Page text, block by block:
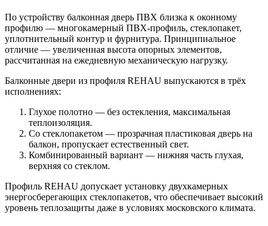
По устройству балконная дверь ПВХ близка к оконному
профилю — многокамерный ПВХ-профиль, стеклопакет,
уплотнительный контур и фурнитура. Принципиальное
отличие — увеличенная высота опорных элементов,
рассчитанная на ежедневную механическую нагрузку.
Балконные двери из профиля REHAU выпускаются в трёх
исполнениях:
Глухое полотно — без остекления, максимальная
теплоизоляция.
Со стеклопакетом — прозрачная пластиковая дверь на
балкон, пропускает естественный свет.
Комбинированный вариант — нижняя часть глухая,
верхняя со стеклом.
Профиль REHAU допускает установку двухкамерных
энергосберегающих стеклопакетов, что обеспечивает высокий
уровень теплозащиты даже в условиях московского климата.